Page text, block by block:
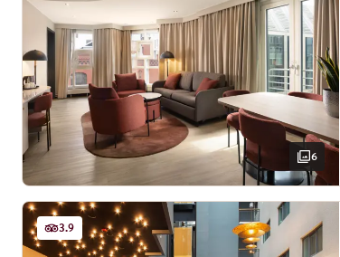
6
3.9